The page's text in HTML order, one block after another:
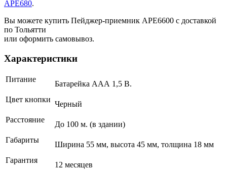
APE680.
Вы можете купить Пейджер-приемник АРЕ6600 с доставкой
по Тольятти
или оформить самовывоз.
Характеристики
Питание
Батарейка ААА 1,5 В.
Цвет кнопки
Черный
Расстояние
До 100 м. (в здании)
Габариты
Ширина 55 мм, высота 45 мм, толщина 18 мм
Гарантия
12 месяцев